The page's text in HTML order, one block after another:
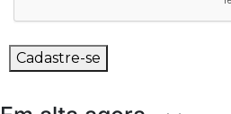
Cadastre-se